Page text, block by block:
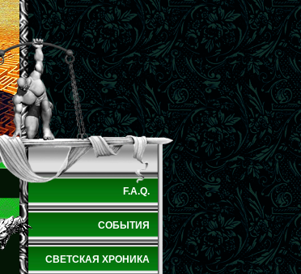
F.A.Q.
СОБЫТИЯ
СВЕТСКАЯ ХРОНИКА